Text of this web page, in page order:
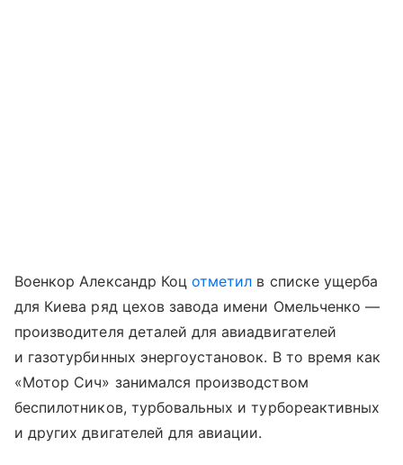
Военкор Александр Коцотметил в списке ущерба
для Киева ряд цехов завода имени Омельченко —
производителя деталей для авиадвигателей
и газотурбинных энергоустановок. В то время как
«Мотор Сич» занимался производством
беспилотников, турбовальных и турбореактивных
и других двигателей для авиации.